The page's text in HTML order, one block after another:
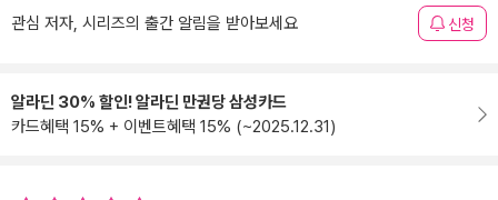
관심 저자, 시리즈의 출간 알림을 받아보세요 신청
알라딘 30% 할인! 알라딘 만권당 삼성카드
카드혜택 15% + 이벤트혜택 15% (~2025.12.31)